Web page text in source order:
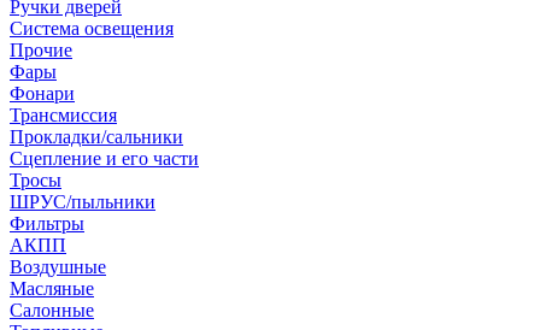
Ручки дверей
Система освещения
Прочие
Фары
Фонари
Трансмиссия
Прокладки/сальники
Сцепление и его части
Тросы
ШРУС/пыльники
Фильтры
АКПП
Воздушные
Масляные
Салонные